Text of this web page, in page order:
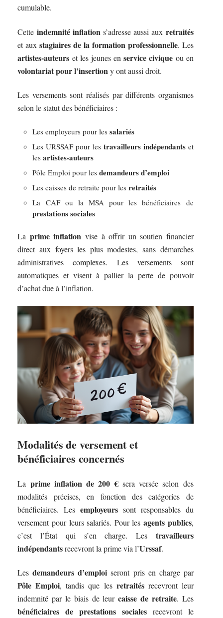
cumulable.
Cette indemnité inflation s’adresse aussi aux retraités
et auxstagiaires de la formation professionnelle. Les
artistes-auteurs et les jeunes enservice civique ou en
volontariat pour l’insertiony ont aussi droit.
Les versements sont réalisés par différents organismes
selon le statut des bénéficiaires :
Les employeurs pour lessalariés
Les URSSAF pour les travailleurs indépendantset
lesartistes-auteurs
Pôle Emploi pour lesdemandeurs d’emploi
Les caisses de retraite pour lesretraités
La CAF ou la MSA pour les bénéficiaires de
prestations sociales
La prime inflation vise à offrir un soutien financier
direct aux foyers les plus modestes, sans démarches
administratives complexes. Les versements sont
automatiques et visent à pallier la perte de pouvoir
d’achat due à l’inflation.
Modalités de versement et
bénéficiaires concernés
La prime inflation de 200 €sera versée selon des
modalités précises, en fonction des catégories de
bénéficiaires. Lesemployeurs sont responsables du
versement pour leurs salariés. Pour lesagents publics,
c’est l’État qui s’en charge. Les travailleurs
indépendantsrecevront la prime via l’Urssaf.
Lesdemandeurs d’emploi seront pris en charge par
Pôle Emploi, tandis que les retraitésrecevront leur
indemnité par le biais de leurcaisse de retraite. Les
bénéficiaires de prestations socialesrecevront le